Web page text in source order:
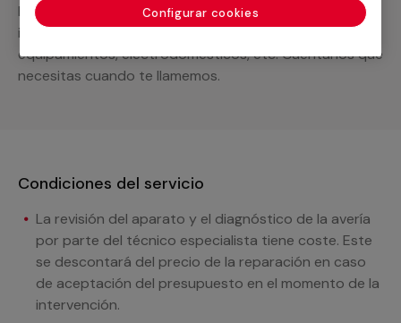
Podemos ofrecer cualquier servicio a medida
incluyendo todo lo que necesites: materiales,
equipamientos, electrodomésticos, etc. Cuéntanos que
necesitas cuando te llamemos.
Condiciones del servicio
La revisión del aparato y el diagnóstico de la avería
por parte del técnico especialista tiene coste. Este
se descontará del precio de la reparación en caso
de aceptación del presupuesto en el momento de la
intervención.
Configurar cookies